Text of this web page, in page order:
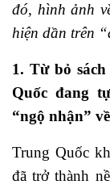
đó, hình ảnh
hiện dần trên
1. Từ bỏ
Quốc đang
“ngộ nhận”
Trung Quốc
đã trở thành